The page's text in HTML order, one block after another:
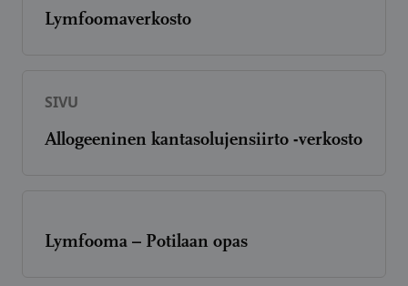
Lymfoomaverkosto
SIVU
Allogeeninen kantasolujensiirto -verkosto
Lymfooma – Potilaan opas